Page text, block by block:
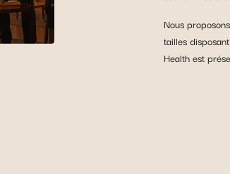
Nous
tailles
Health est